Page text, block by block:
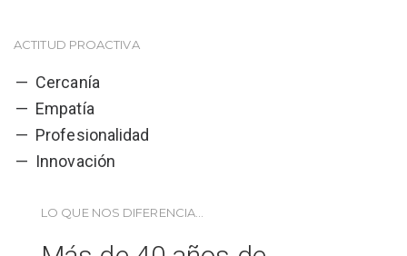
ACTITUD PROACTIVA
Cercanía
Empatía
Profesionalidad
Innovación
LO QUE NOS DIFERENCIA...